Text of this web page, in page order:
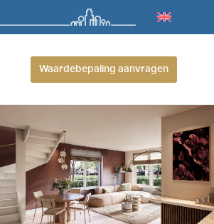
Waardebepaling aanvragen